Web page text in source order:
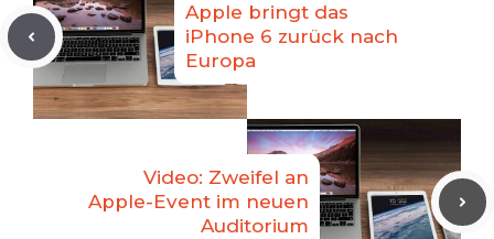
Apple bringt das
iPhone 6 zurück nach
Europa
Video: Zweifel an
Apple-Event im neuen
Auditorium